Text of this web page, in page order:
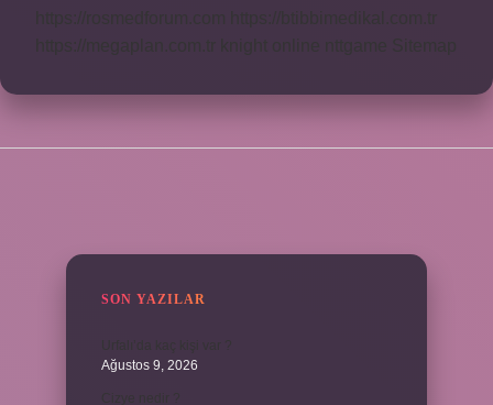
SON YAZILAR
Ağustos 9, 2026